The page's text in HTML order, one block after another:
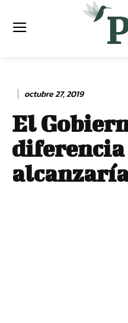
octubre 27, 2019
El
diferencia